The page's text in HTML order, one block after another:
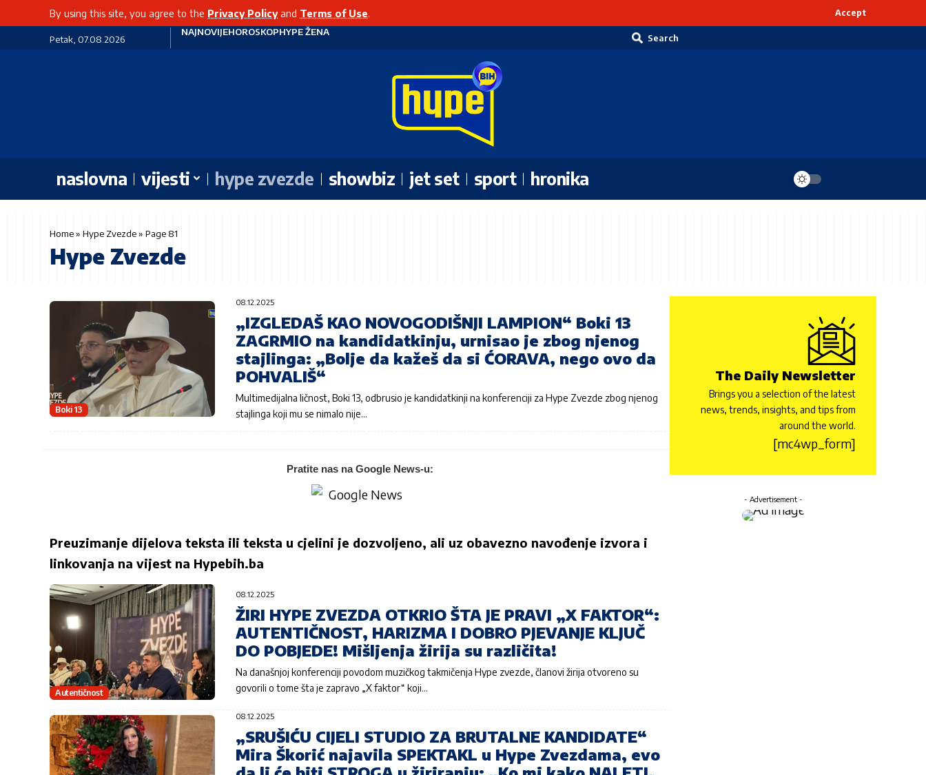
By using this site, you agree to the Privacy Policyand Terms of Use. Accept
Petak, 07.08.2026
NAJNOVIJEHOROSKOPHYPE ŽENA
Search
naslovna vijesti hype zvezde showbiz jet set sport hronika
Home» Hype Zvezde» Page 81
Hype Zvezde
Boki 13
08.12.2025
„IZGLEDAŠ KAO NOVOGODIŠNJI LAMPION“ Boki 13
ZAGRMIO na kandidatkinju, urnisao je zbog njenog
stajlinga: „Bolje da kažeš da si ĆORAVA, nego ovo da
POHVALIŠ“
Multimedijalna ličnost, Boki 13, odbrusio je kandidatkinji na konferenciji za Hype Zvezde zbog njenog
stajlinga koji mu se nimalo nije…
Pratite nas na Google News-u:
Preuzimanje dijelova teksta ili teksta u cjelini je dozvoljeno, ali uz obavezno navođenje izvora i
linkovanja na vijest na Hypebih.ba
Autentičnost
08.12.2025
ŽIRI HYPE ZVEZDA OTKRIO ŠTA JE PRAVI „X FAKTOR“:
AUTENTIČNOST, HARIZMA I DOBRO PJEVANJE KLJUČ
DO POBJEDE! Mišljenja žirija su različita!
Na današnjoj konferenciji povodom muzičkog takmičenja Hype zvezde, članovi žirija otvoreno su
govorili o tome šta je zapravo „X faktor“ koji…
08.12.2025
„SRUŠIĆU CIJELI STUDIO ZA BRUTALNE KANDIDATE“
Mira Škorić najavila SPEKTAKL u Hype Zvezdama, evo
The Daily Newsletter
Brings you a selection of the latest
news, trends, insights, and tips from
around the world.
[mc4wp_form]
- Advertisement -